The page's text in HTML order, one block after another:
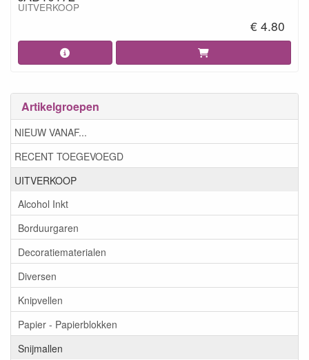
Artikelgroepen
NIEUW VANAF...
RECENT TOEGEVOEGD
UITVERKOOP
Alcohol Inkt
Borduurgaren
Decoratiematerialen
Diversen
Knipvellen
Papier - Papierblokken
Snijmallen
UITVERKOOP
€ 4.80